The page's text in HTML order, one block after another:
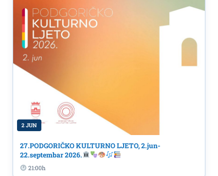
2 JUN
27.PODGORIČKO KULTURNO LJETO, 2.jun-
22.septembar 2026.
21:00h